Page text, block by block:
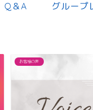
Q＆A グループ
お客様の声